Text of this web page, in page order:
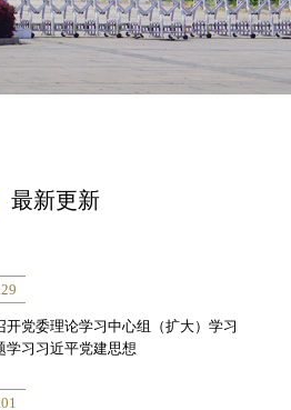
最新更新
开党委理论学习中心组（扩大）学习
学习习近平党建思想